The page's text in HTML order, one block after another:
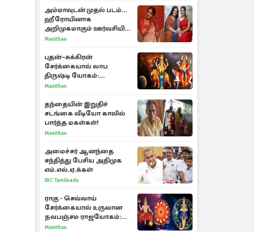
அம்மாவுடன் முதல் படம்...
ஹீரோயினாக
அறிமுகமாகும் ஊர்வசியின்
மகள் தேஜலட்சுமி!
Manithan
புதன்–சுக்கிரன்
சேர்க்கையால் லாப
திருஷ்டி யோகம்:
அதிர்ஷ்டம் பெறும் டாப் 3
Manithan
தந்தையின் இறுதிச்
சடங்கை வீடியோ காலில்
பார்த்த மகள்கள்!
Manithan
அமைச்சர் ஆனந்தை
சந்தித்து பேசிய அதிமுக
எம்.எல்.ஏ.க்கள்
IBC Tamilnadu
ராகு - செவ்வாய்
சேர்க்கையால் உருவான
நவபஞ்சம ராஜயோகம்:
அதிர்ஷ்டம் பெறும் 3
Manithan